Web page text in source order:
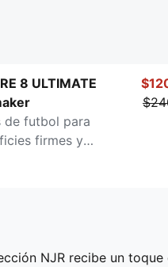
8 ULTIMATE
de futbol para
firmes y
NJR recibe un